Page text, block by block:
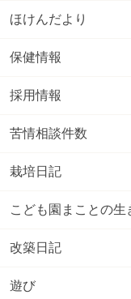
ほけんだより
保健情報
採用情報
苦情相談件数
栽培日記
こども園まことの生
改築日記
遊び